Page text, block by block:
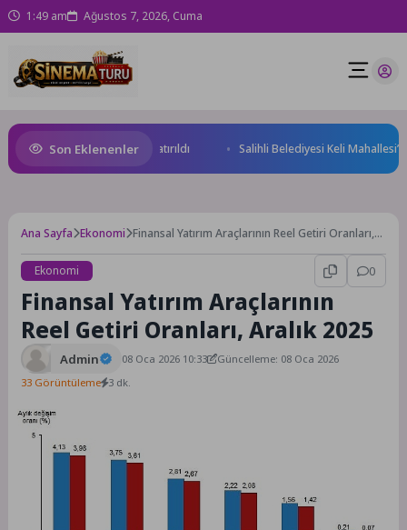
1:49 am Ağustos 7, 2026, Cuma
Son Eklenenler
Potansiyeli Masaya Yatırıldı Salihli Belediyesi Keli Mahallesi’nde
Ana Sayfa Ekonomi Finansal Yatırım Araçlarının Reel Getiri Oranları,
Ekonomi
0
Finansal Yatırım Araçlarının
Reel Getiri Oranları, Aralık 2025
Admin 08 Oca 2026 10:33
Güncelleme: 08 Oca 2026
33 Görüntüleme 3 dk.